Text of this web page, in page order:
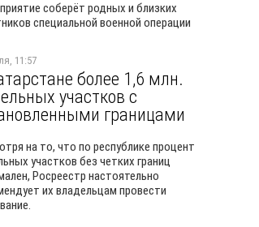
соберёт родных и близких
специальной военной операции
11:57
более 1,6 млн.
участков с
границами
на то, что по республике процент
участков без четких границ
Росреестр настоятельно
их владельцам провести